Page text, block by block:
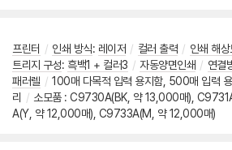
프린터 / 인쇄 방식: 레이저 / 컬러 출력 / 인쇄 해상
트리지 구성: 흑백1 + 컬러3 / 자동양면인쇄 / 연결
패러렐 / 100매 다목적 입력 용지함, 500매 입력
리 / 소모품 : C9730A(BK, 약 13,000매),
A(Y, 약 12,000매), C9733A(M, 약 12,000매)